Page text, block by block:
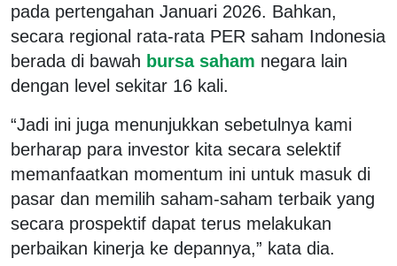
pada pertengahan Januari 2026. Bahkan,
secara regional rata-rata PER saham Indonesia
berada di bawah bursa saham negara lain
dengan level sekitar 16 kali.
“Jadi ini juga menunjukkan sebetulnya kami
berharap para investor kita secara selektif
memanfaatkan momentum ini untuk masuk di
pasar dan memilih saham-saham terbaik yang
secara prospektif dapat terus melakukan
perbaikan kinerja ke depannya,” kata dia.